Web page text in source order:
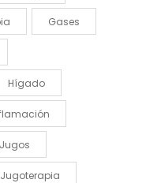
Gases
Hígado
Jugos
Jugoterapia